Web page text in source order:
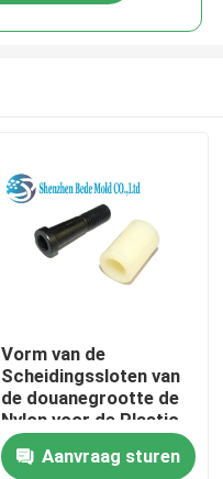
Vorm van de
Scheidingssloten van
de douanegrootte de
Nylon voor de Plastic
Delen van de
Injectievorm
Aanvraag sturen